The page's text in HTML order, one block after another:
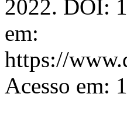
2022. DOI:
em:
https://
Acesso em: